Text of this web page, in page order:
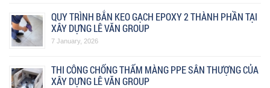
QUY TRÌNH BẮN KEO GẠCH EPOXY 2 THÀNH PHẦN TẠI
XÂY DỰNG LÊ VĂN GROUP
7 January, 2026
THI CÔNG CHỐNG THẤM MÀNG PPE SÂN THƯỢNG CỦA
XÂY DỰNG LÊ VĂN GROUP